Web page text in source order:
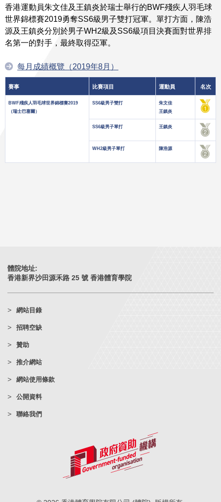
香港運動員朱文佳及王鎮炎於瑞士舉行的BWF殘疾人羽毛球
世界錦標賽2019勇奪SS6級男子雙打冠軍。單打方面，陳浩
源及王鎮炎分別於男子WH2級及SS6級項目決賽面對世界排
名第一的對手，最終取得亞軍。
每月成績概覽（2019年8月）
賽事 比賽項目 運動員 名次
BWF殘疾人羽毛球世界錦標賽2019
（瑞士巴塞爾）
SS6級男子雙打
朱文佳
王鎮炎
SS6級男子單打 王鎮炎
WH2級男子單打 陳浩源
體院地址:
香港新界沙田源禾路 25 號 香港體育學院
網站目錄
招聘空缺
贊助
推介網站
網站使用條款
公開資料
聯絡我們